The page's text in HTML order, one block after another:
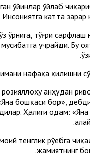
ўйинлар ўйлаб
катта
ўрнига, тўғри
учрайди. Бу
анҳудан
бошқаси бор»,
Ҳалиги одам:
тенглик рўёбга
жамиятнинг